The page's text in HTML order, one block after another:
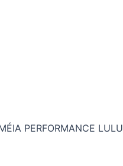
PERFORMANCE LULU